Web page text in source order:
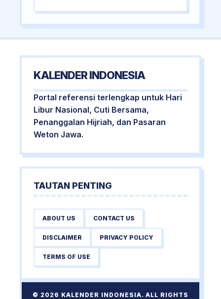
KALENDER INDONESIA
Portal referensi terlengkap untuk Hari
Libur Nasional, Cuti Bersama,
Penanggalan Hijriah, dan Pasaran
Weton Jawa.
TAUTAN PENTING
ABOUT US CONTACT US
DISCLAIMER PRIVACY POLICY
TERMS OF USE
© 2026 KALENDER INDONESIA. ALL RIGHTS